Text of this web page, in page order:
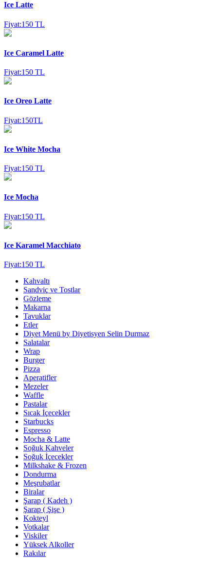
Ice Latte
Fiyat:150 TL
Ice Caramel Latte
Fiyat:150 TL
Ice Oreo Latte
Fiyat:150TL
Ice White Mocha
Fiyat:150 TL
Ice Mocha
Fiyat:150 TL
Ice Karamel Macchiato
Fiyat:150 TL
Kahvaltı
Sandviç ve Tostlar
Gözleme
Makarna
Tavuklar
Etler
Diyet Menü by Diyetisyen Selin Durmaz
Salatalar
Wrap
Burger
Pizza
Aperatifler
Mezeler
Waffle
Pastalar
Sıcak İçecekler
Starbucks
Espresso
Mocha & Latte
Soğuk Kahveler
Soğuk İçecekler
Milkshake & Frozen
Dondurma
Meşrubatlar
Biralar
Şarap ( Kadeh )
Şarap ( Şişe )
Kokteyl
Votkalar
Viskiler
Yüksek Alkoller
Rakılar